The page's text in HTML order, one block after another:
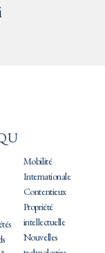
Mobilité
Internationale
Contentieux
Propriété
intellectuelle
Nouvelles